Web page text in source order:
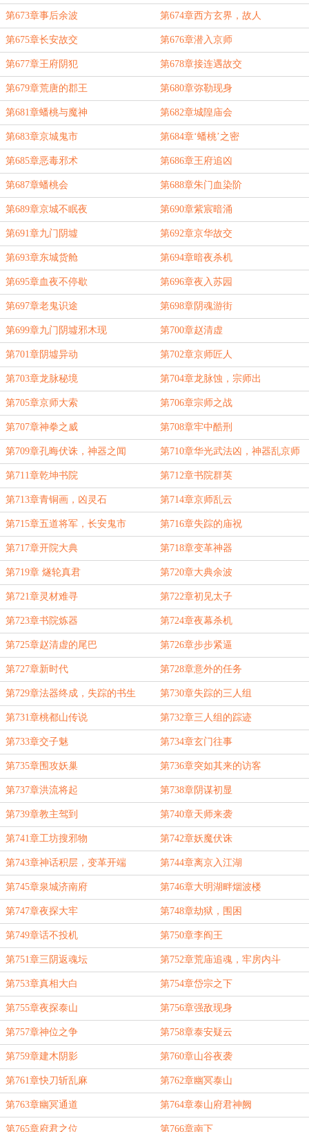
第673章事后余波 第674章西方玄界，故人
第675章长安故交 第676章潜入京师
第677章王府阴犯 第678章接连遇故交
第679章荒唐的郡王 第680章弥勒现身
第681章蟠桃与魔神 第682章城隍庙会
第683章京城鬼市 第684章‘蟠桃’之密
第685章恶毒邪术 第686章王府追凶
第687章蟠桃会 第688章朱门血染阶
第689章京城不眠夜 第690章紫宸暗涌
第691章九门阴墟 第692章京华故交
第693章东城货舱 第694章暗夜杀机
第695章血夜不停歇 第696章夜入苏园
第697章老鬼识途 第698章阴魂游街
第699章九门阴墟邪木现 第700章赵清虚
第701章阴墟异动 第702章京师匠人
第703章龙脉秘境 第704章龙脉蚀，宗师出
第705章京师大索 第706章宗师之战
第707章神拳之威 第708章牢中酷刑
第709章孔晦伏诛，神器之闻 第710章华光武法凶，神器乱京师
第711章乾坤书院 第712章书院群英
第713章青铜画，凶灵石 第714章京师乱云
第715章五道将军，长安鬼市 第716章失踪的庙祝
第717章开院大典 第718章变革神器
第719章 燧轮真君 第720章大典余波
第721章灵材难寻 第722章初见太子
第723章书院炼器 第724章夜幕杀机
第725章赵清虚的尾巴 第726章步步紧逼
第727章新时代 第728章意外的任务
第729章法器终成，失踪的书生 第730章失踪的三人组
第731章桃都山传说 第732章三人组的踪迹
第733章交子魅 第734章玄门往事
第735章围攻妖巢 第736章突如其来的访客
第737章洪流将起 第738章阴谋初显
第739章教主驾到 第740章天师来袭
第741章工坊搜邪物 第742章妖魔伏诛
第743章神话积层，变革开端 第744章离京入江湖
第745章泉城济南府 第746章大明湖畔烟波楼
第747章夜探大牢 第748章劫狱，围困
第749章话不投机 第750章李阎王
第751章三阴返魂坛 第752章荒庙追魂，牢房内斗
第753章真相大白 第754章岱宗之下
第755章夜探泰山 第756章强敌现身
第757章神位之争 第758章泰安疑云
第759章建木阴影 第760章山谷夜袭
第761章快刀斩乱麻 第762章幽冥泰山
第763章幽冥通道 第764章泰山府君神阙
第765章府君之位 第766章南下